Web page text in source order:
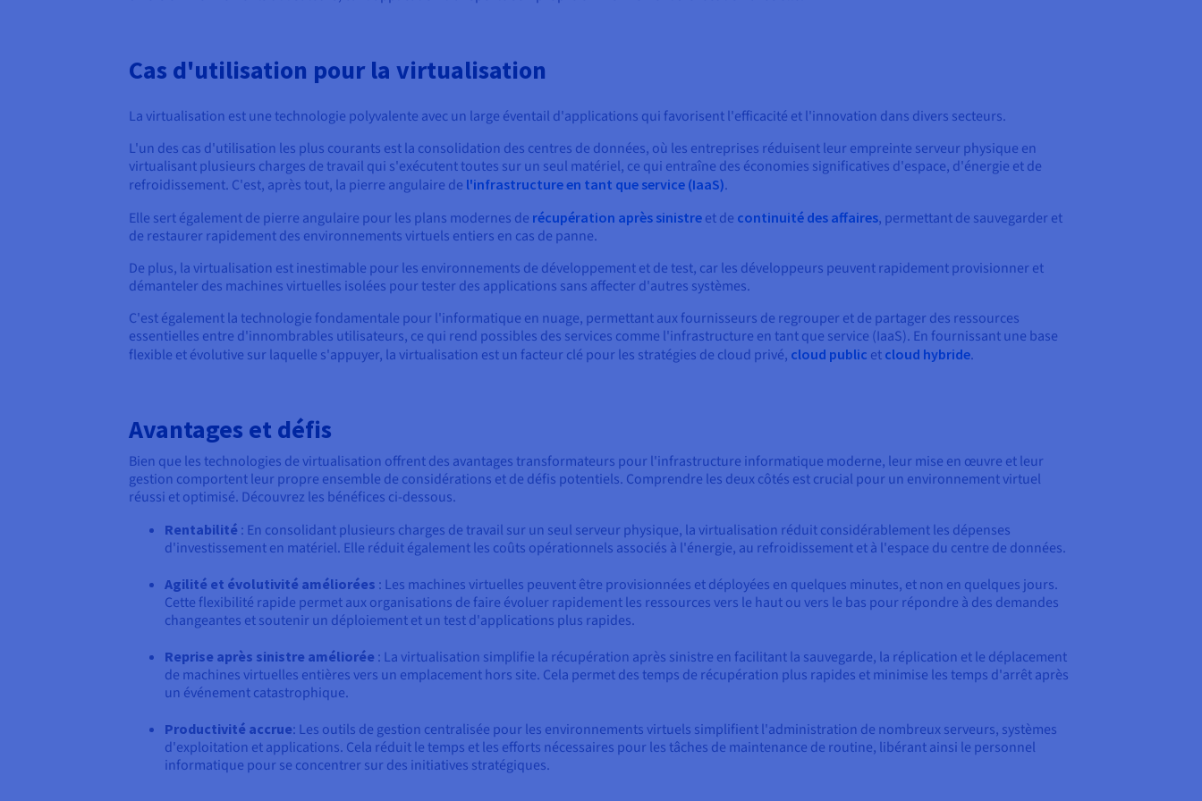
Cas d'utilisation pour la virtualisation
La virtualisation est une technologie polyvalente avec un large éventail d'applications qui favorisent l'efficacité et l'innovation dans divers secteurs.
L'un des cas d'utilisation les plus courants est la consolidation des centres de données, où les entreprises réduisent leur empreinte serveur physique en
virtualisant plusieurs charges de travail qui s'exécutent toutes sur un seul matériel, ce qui entraîne des économies significatives d'espace, d'énergie et de
refroidissement. C'est, après tout, la pierre angulaire de l'infrastructure en tant que service (IaaS).
Elle sert également de pierre angulaire pour les plans modernes de récupération après sinistre et de continuité des affaires, permettant de sauvegarder et
de restaurer rapidement des environnements virtuels entiers en cas de panne.
De plus, la virtualisation est inestimable pour les environnements de développement et de test, car les développeurs peuvent rapidement provisionner et
démanteler des machines virtuelles isolées pour tester des applications sans affecter d'autres systèmes.
C'est également la technologie fondamentale pour l'informatique en nuage, permettant aux fournisseurs de regrouper et de partager des ressources
essentielles entre d'innombrables utilisateurs, ce qui rend possibles des services comme l'infrastructure en tant que service (IaaS). En fournissant une base
flexible et évolutive sur laquelle s'appuyer, la virtualisation est un facteur clé pour les stratégies de cloud privé, cloud public et cloud hybride.
Avantages et défis
Bien que les technologies de virtualisation offrent des avantages transformateurs pour l'infrastructure informatique moderne, leur mise en œuvre et leur
gestion comportent leur propre ensemble de considérations et de défis potentiels. Comprendre les deux côtés est crucial pour un environnement virtuel
réussi et optimisé. Découvrez les bénéfices ci-dessous.
Rentabilité : En consolidant plusieurs charges de travail sur un seul serveur physique, la virtualisation réduit considérablement les dépenses
d'investissement en matériel. Elle réduit également les coûts opérationnels associés à l'énergie, au refroidissement et à l'espace du centre de données.
Agilité et évolutivité améliorées : Les machines virtuelles peuvent être provisionnées et déployées en quelques minutes, et non en quelques jours.
Cette flexibilité rapide permet aux organisations de faire évoluer rapidement les ressources vers le haut ou vers le bas pour répondre à des demandes
changeantes et soutenir un déploiement et un test d'applications plus rapides.
Reprise après sinistre améliorée : La virtualisation simplifie la récupération après sinistre en facilitant la sauvegarde, la réplication et le déplacement
de machines virtuelles entières vers un emplacement hors site. Cela permet des temps de récupération plus rapides et minimise les temps d'arrêt après
un événement catastrophique.
Productivité accrue: Les outils de gestion centralisée pour les environnements virtuels simplifient l'administration de nombreux serveurs, systèmes
d'exploitation et applications. Cela réduit le temps et les efforts nécessaires pour les tâches de maintenance de routine, libérant ainsi le personnel
informatique pour se concentrer sur des initiatives stratégiques.